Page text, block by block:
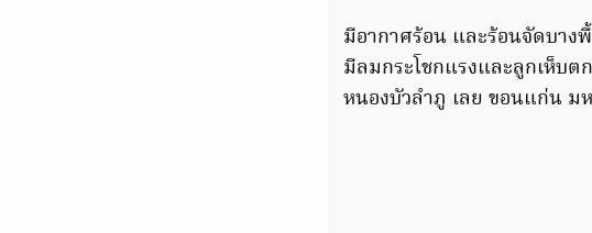
มีอากาศร้อน และร้อนจัดบา
มีลมกระโชกแรงและลูกเห็บ
หนองบัวลำภู เลย ขอนแก่น ม